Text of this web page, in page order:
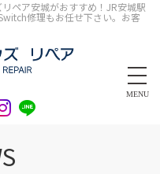
ペア安城がおすすめ！JR安城駅
修理もお任せ下さい。お客
MENU